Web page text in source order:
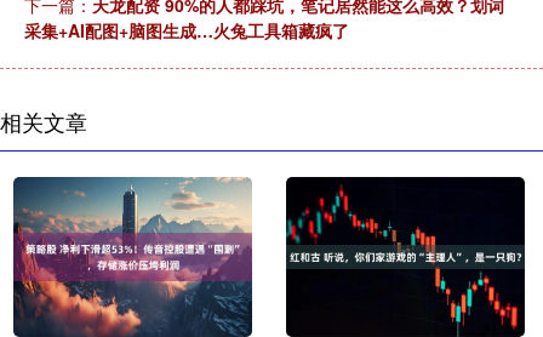
下一篇： 天龙配资 90%的人都踩坑，笔记居然能这么高效？划词
采集+AI配图+脑图生成…火兔工具箱藏疯了
相关文章